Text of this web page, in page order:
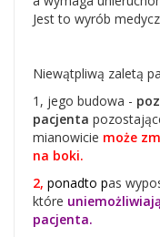
Jest to wyrób
Niewątpliwą zaletą
1, jego budowa -
pacjenta
mianowicie może
na boki.
2, ponadto pas
które
pacjenta.